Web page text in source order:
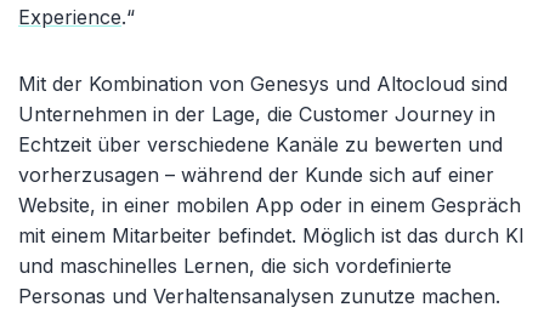
Experience.“
Mit der Kombination von Genesys und Altocloud sind
Unternehmen in der Lage, die Customer Journey in
Echtzeit über verschiedene Kanäle zu bewerten und
vorherzusagen – während der Kunde sich auf einer
Website, in einer mobilen App oder in einem Gespräch
mit einem Mitarbeiter befindet. Möglich ist das durch KI
und maschinelles Lernen, die sich vordefinierte
Personas und Verhaltensanalysen zunutze machen.